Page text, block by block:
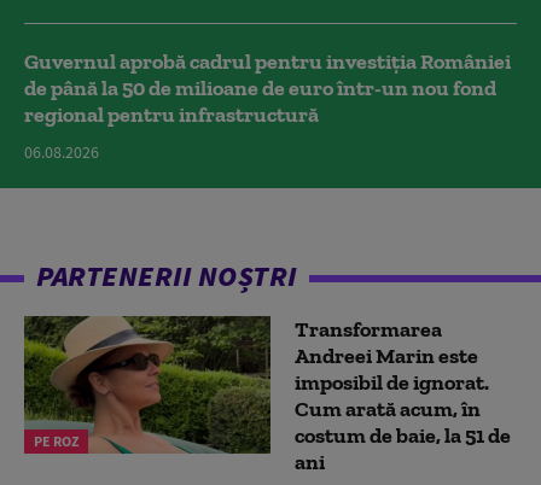
Guvernul aprobă cadrul pentru investiția României
de până la 50 de milioane de euro într-un nou fond
regional pentru infrastructură
06.08.2026
PARTENERII NOȘTRI
PE ROZ
Transformarea
Andreei Marin este
imposibil de ignorat.
Cum arată acum, în
costum de baie, la 51 de
ani